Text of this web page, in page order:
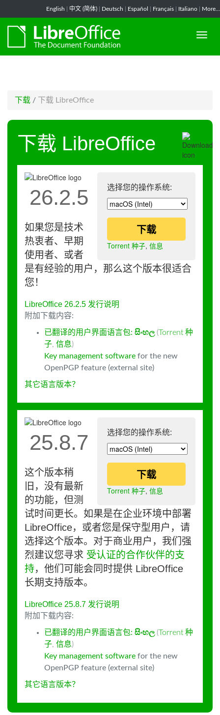
English 中文 (简体) Deutsch Español Français Italiano More...
下载 / 下载 LibreOffice
下载 LibreOffice
选择您的操作系统:
下载
Torrent 种子, 信息
26.2.5
如果您是技术
热衷者、早期
使用者、或者
是有经验的用户，那么这个版本很适合
您！
LibreOffice 26.2.5 发行说明
附加下载内容:
已翻译的用户界面语言包: සිංහල (Torrent 种
子, 信息)
Key management software for the new
OpenPGP feature (external site)
其它语言版本？
选择您的操作系统:
下载
Torrent 种子, 信息
25.8.7
这个版本稍
旧，没有最新
的功能，但测
试时间更长。如果是在企业环境中部署
LibreOffice，或者您是保守型用户，请
选择这个版本。对于商业用户，我们强
烈建议您寻求 受认证的合作伙伴的支
持，他们可能会同时提供 LibreOffice
长期支持版本。
LibreOffice 25.8.7 发行说明
附加下载内容:
已翻译的用户界面语言包: සිංහල (Torrent 种
子, 信息)
Key management software for the new
OpenPGP feature (external site)
其它语言版本？